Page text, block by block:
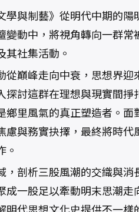
學與制藝》從明代中期的陽
動中，將視角轉向一群常
社集活動。
巔峰走向中衰，思想界迎
討這群在理想與現實間掙
里風氣的真正塑造者。面
與務實抉擇，最終將時代
。
剖析三股風潮的交織與消
成一股足以牽動明末思潮走